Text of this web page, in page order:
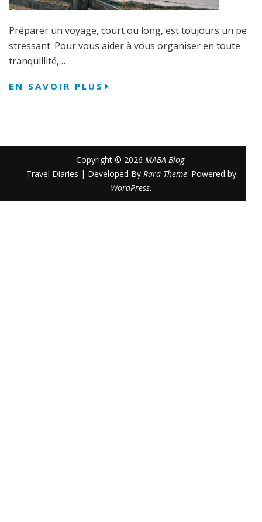
Préparer un voyage, court ou long, est toujours un peu
stressant. Pour vous aider à vous organiser en toute
tranquillité,…
EN SAVOIR PLUS
Copyright © 2026 MABA Blog.
Travel Diaries | Developed By Rara Theme. Powered by
WordPress.